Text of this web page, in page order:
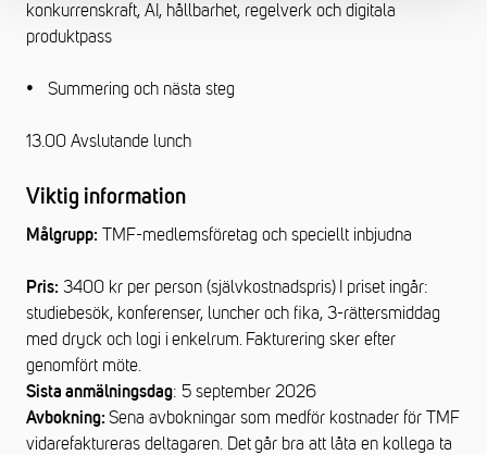
konkurrenskraft, AI, hållbarhet, regelverk och digitala
produktpass
• Summering och nästa steg
13.00 Avslutande lunch
Viktig information
Målgrupp: TMF-medlemsföretag och speciellt inbjudna
Pris: 3400 kr per person (självkostnadspris) I priset ingår:
studiebesök, konferenser, luncher och fika, 3-rättersmiddag
med dryck och logi i enkelrum. Fakturering sker efter
genomfört möte.
Sista anmälningsdag: 5 september 2026
Avbokning: Sena avbokningar som medför kostnader för TMF
vidarefaktureras deltagaren. Det går bra att låta en kollega ta